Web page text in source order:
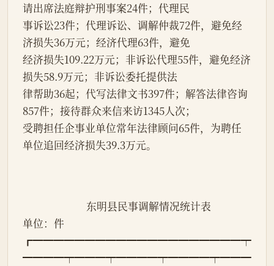
请出席法庭辩护刑事案24件；代理民
事诉讼23件；代理诉讼、调解仲裁72件，避免经
济损失36万元；经济代理63件，避免
经济损失109.22万元；非诉讼代理55件，避免经济
损失58.9万元；非诉讼委托提供法
律帮助36起；代写法律文书397件；解答法律咨询
857件；接待群众来信来访1345人次；
受聘担任企事业单位常年法律顾问65件，为聘任
单位追回经济损失39.3万元。
单位：件
┏━━━━━━━━━━━━━━━━━━━━┯
━━━━┯━━━┯━━━━┯━━━━┯━━━